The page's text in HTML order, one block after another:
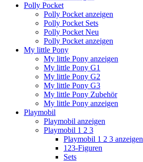
Polly Pocket
Polly Pocket anzeigen
Polly Pocket Sets
Polly Pocket Neu
Polly Pocket anzeigen
My little Pony
My little Pony anzeigen
My little Pony G1
My little Pony G2
My little Pony G3
My little Pony Zubehör
My little Pony anzeigen
Playmobil
Playmobil anzeigen
Playmobil 1 2 3
Playmobil 1 2 3 anzeigen
123-Figuren
Sets